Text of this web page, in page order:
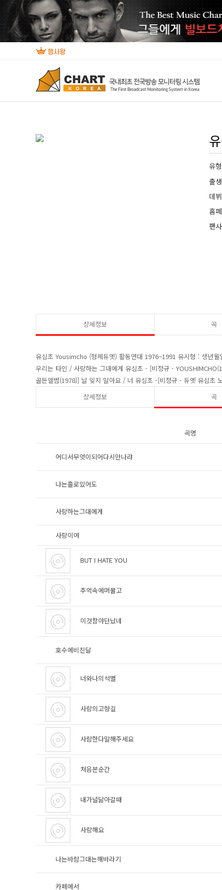
유
출
데
홈
팬
상세정보 곡
유심초 Yousimcho (형제듀엣) 활동연대 1976~1991 유시형 : 생년
우리는 타인 / 사랑하는 그대에게 유심초 - [비정규 -
골든앨범(1978)] 날 잊지 말아요 / 너 유심초 -[비정규 - 듀엣 유심초
상세정보
곡
곡명
어디서무엇이되어다시만나랴
나는홀로있어도
사랑하는그대에게
사랑이여
BUT I HATE YOU
추억속에머물고
이것참야단났네
호수에비친달
너와나의석별
사랑의고향길
사람한다말해주세요
처음본순간
내가널닮아갈때
사랑해요
나는바람그대는해바라기
카페에서